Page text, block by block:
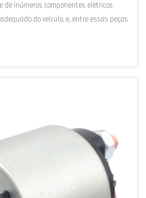
inúmeros componentes elétricos
do veículo, e, entre essas peças
figura como um dos componentes
mal compreendido. Este